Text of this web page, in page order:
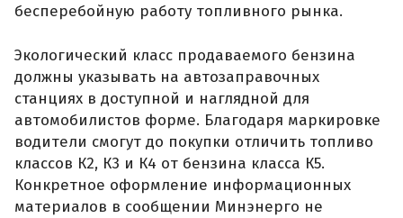
бесперебойную работу топливного рынка.
Экологический класс продаваемого бензина
должны указывать на автозаправочных
станциях в доступной и наглядной для
автомобилистов форме. Благодаря маркировке
водители смогут до покупки отличить топливо
классов К2, К3 и К4 от бензина класса К5.
Конкретное оформление информационных
материалов в сообщении Минэнерго не